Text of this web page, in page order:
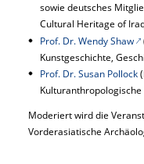
sowie deutsches
Cultural Heritage of
Prof. Dr. Wendy Shaw
Kunstgeschichte,
Prof. Dr. Susan Pollock
Moderiert wird die
Vorderasiatische